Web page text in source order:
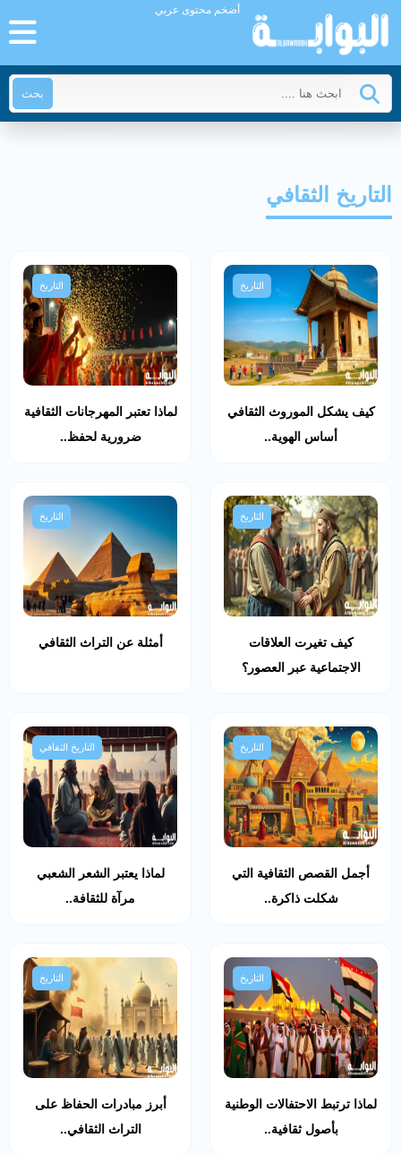
أضخم محتوى عربي
بحث
التاريخ الثقافي
التاريخ
كيف يشكل الموروث الثقافي
أساس الهوية..
التاريخ
لماذا تعتبر المهرجانات الثقافية
ضرورية لحفظ..
التاريخ
كيف تغيرت العلاقات
الاجتماعية عبر العصور؟
التاريخ
أمثلة عن التراث الثقافي
التاريخ
أجمل القصص الثقافية التي
شكلت ذاكرة..
التاريخ الثقافي
لماذا يعتبر الشعر الشعبي
مرآة للثقافة..
التاريخ
لماذا ترتبط الاحتفالات الوطنية
بأصول ثقافية..
التاريخ
أبرز مبادرات الحفاظ على
التراث الثقافي..